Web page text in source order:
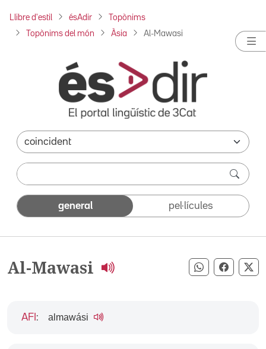
Llibre d'estil ésAdir Topònims
Topònims del món Àsia Al-Mawasi
general pel·lícules
Al-Mawasi Compartir
AFI : almawási